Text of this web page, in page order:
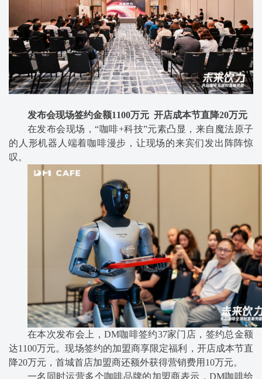
发布会现场签约金额1100万元 开店成本节直降20万元
在发布会现场，“咖啡+科技”元素凸显，来自魔法原子
的人形机器人端着咖啡漫步，让现场的来宾们发出阵阵惊
叹。
在本次发布会上，DM咖啡签约37家门店，签约总金额
达1100万元。现场签约的加盟商享限定福利，开店成本节直
降20万元，首城首店加盟商还额外获得营销费用10万元。
一名同时运营多个咖啡品牌的加盟商表示，DM咖啡给